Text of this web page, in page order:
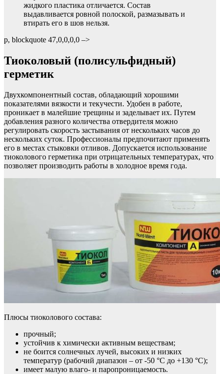
жидкого пластика отличается. Состав
выдавливается ровной полоской, размазывать и
втирать его в шов нельзя.
p, blockquote 47,0,0,0,0 –>
Тиоколовый (полисульфидный)
герметик
Двухкомпонентный состав, обладающий хорошими
показателями вязкости и текучести. Удобен в работе,
проникает в малейшие трещины и заделывает их. Путем
добавления разного количества отвердителя можно
регулировать скорость застывания от нескольких часов до
нескольких суток. Профессионалы предпочитают применять
его в местах стыковки отливов. Допускается использование
тиоколового герметика при отрицательных температурах, что
позволяет производить работы в холодное время года.
Плюсы тиоколового состава:
прочный;
устойчив к химически активным веществам;
не боится солнечных лучей, высоких и низких
температур (рабочий диапазон – от -50 °C до +130 °C);
имеет малую влаго- и паропроницаемость.